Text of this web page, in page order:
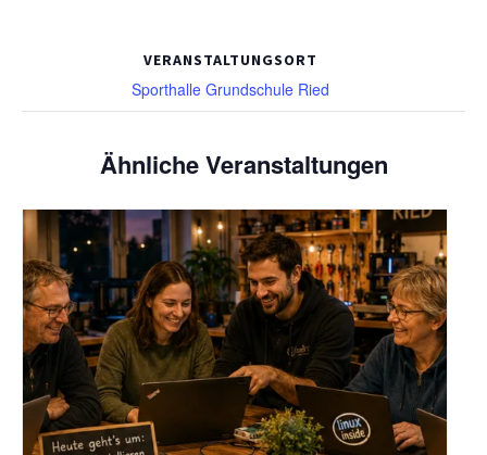
VERANSTALTUNGSORT
Sporthalle Grundschule Ried
Ähnliche Veranstaltungen